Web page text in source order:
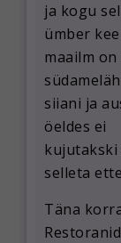
ja kogu
ümber
maailm on
siiani ja
öeldes ei
kujutakski
selleta
Täna